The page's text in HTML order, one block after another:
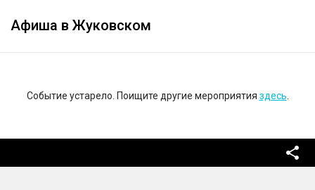
Афиша в Жуковском
Событие устарело. Поищите другие мероприятия здесь